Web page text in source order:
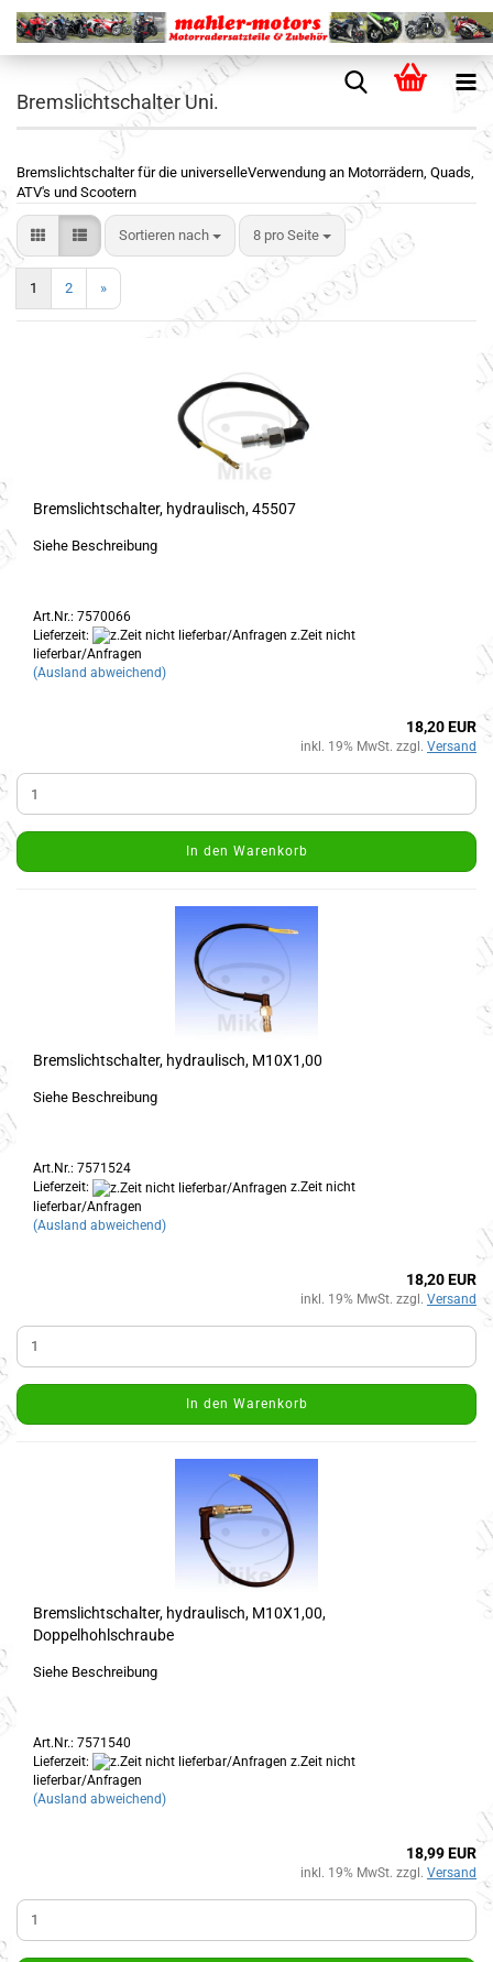
Bremslichtschalter Uni.
Bremslichtschalter für die universelleVerwendung an Motorrädern, Quads,
ATV's und Scootern
Sortieren nach 8 pro Seite
1 2 »
Bremslichtschalter, hydraulisch, 45507
Siehe Beschreibung
Art.Nr.: 7570066
Lieferzeit:
z.Zeit nicht
lieferbar/Anfragen
(Ausland abweichend)
18,20 EUR
inkl. 19% MwSt. zzgl. Versand
In den Warenkorb
Bremslichtschalter, hydraulisch, M10X1,00
Siehe Beschreibung
Art.Nr.: 7571524
Lieferzeit:
z.Zeit nicht
lieferbar/Anfragen
(Ausland abweichend)
18,20 EUR
inkl. 19% MwSt. zzgl. Versand
In den Warenkorb
Bremslichtschalter, hydraulisch, M10X1,00,
Doppelhohlschraube
Siehe Beschreibung
Art.Nr.: 7571540
Lieferzeit:
z.Zeit nicht
lieferbar/Anfragen
(Ausland abweichend)
18,99 EUR
inkl. 19% MwSt. zzgl. Versand